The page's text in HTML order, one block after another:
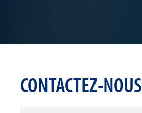
CONTACTEZ-NOUS